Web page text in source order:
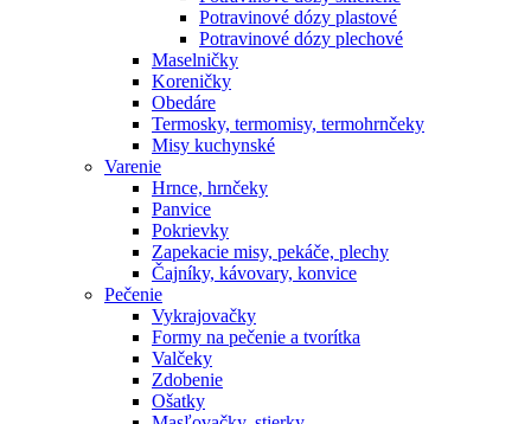
Potravinové dózy plastové
Potravinové dózy plechové
Maselničky
Koreničky
Obedáre
Termosky, termomisy, termohrnčeky
Misy kuchynské
Varenie
Hrnce, hrnčeky
Panvice
Pokrievky
Zapekacie misy, pekáče, plechy
Čajníky, kávovary, konvice
Pečenie
Vykrajovačky
Formy na pečenie a tvorítka
Valčeky
Zdobenie
Ošatky